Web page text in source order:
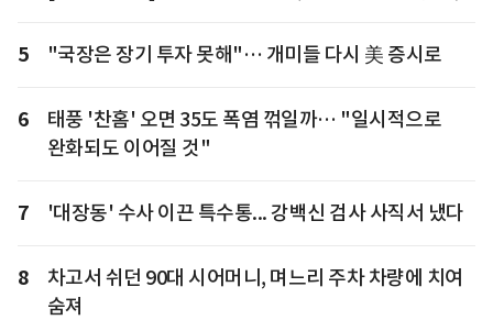
5 "국장은 장기 투자 못해"… 개미들 다시 美 증시로
6
태풍 '찬홈' 오면 35도 폭염 꺾일까… "일시적으로
완화되도 이어질 것"
7 '대장동' 수사 이끈 특수통... 강백신 검사 사직서 냈다
8
차고서 쉬던 90대 시어머니, 며느리 주차 차량에 치여
숨져